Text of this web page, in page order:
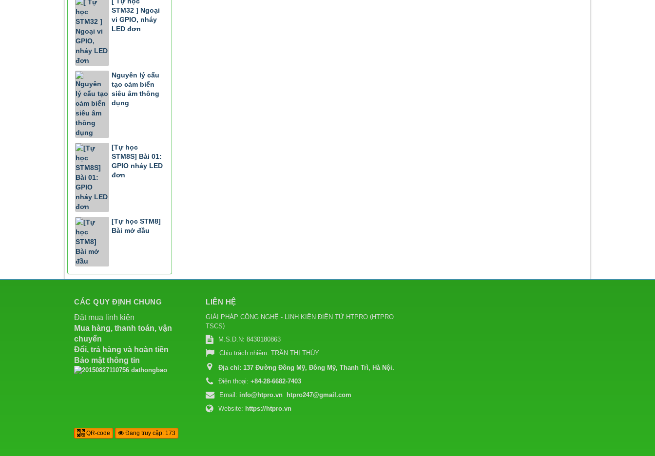
STM32 ] Ngoại
vi GPIO, nháy
LED đơn
Nguyên lý cấu
tạo cảm biến
siêu âm thông
dụng
[Tự học
STM8S] Bài 01:
GPIO nháy LED
đơn
[Tự học STM8]
Bài mở đầu
CÁC QUY ĐỊNH CHUNG
Đặt mua linh kiện
Mua hàng, thanh toán, vận
chuyển
Đổi, trả hàng và hoàn tiền
Bảo mật thông tin
LIÊN HỆ
GIẢI PHÁP CÔNG NGHỆ - LINH KIỆN ĐIỆN TỬ HTPRO (HTPRO
TSCS)
M.S.D.N: 8430180863
Chịu trách nhiệm: TRẦN THỊ THỦY
Địa chỉ: 137 Đường Đông Mỹ, Đông Mỹ, Thanh Trì, Hà Nội.
Điện thoại: +84-28-6682-7403
Email: info@htpro.vn
htpro247@gmail.com
Website: https://htpro.vn
QR-code Đang truy cập: 173